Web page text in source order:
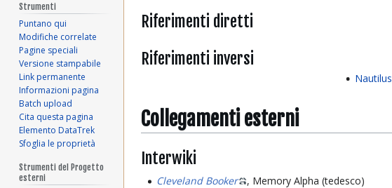
Riferimenti diretti
Riferimenti inversi
Nautilus
Collegamenti esterni
Interwiki
Cleveland Booker
, Memory Alpha (tedesco)
Strumenti
Puntano qui
Modifiche correlate
Pagine speciali
Versione stampabile
Link permanente
Informazioni pagina
Batch upload
Cita questa pagina
Elemento DataTrek
Sfoglia le proprietà
Strumenti del Progetto
esterni